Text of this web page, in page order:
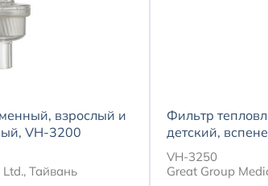
взрослый и
VH-3200
Тайвань
Фильтр
детский,
VH-3250
Great Group